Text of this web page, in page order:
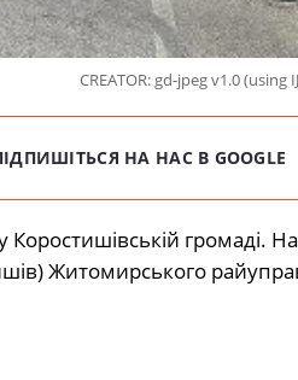
CREATOR: gd-jpeg v1.0 (using
НА НАС В GOOGLE
громаді.
Житомирського